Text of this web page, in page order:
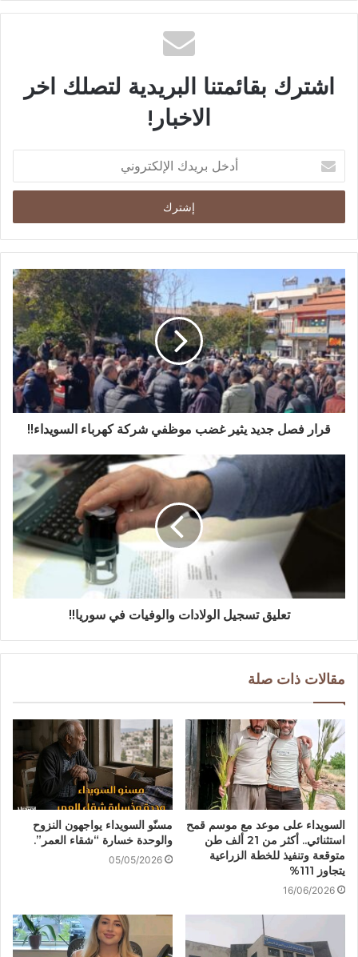
اشترك بقائمتنا البريدية لتصلك اخر
الاخبار!
قرار فصل جديد يثير غضب موظفي شركة كهرباء السويداء!!
تعليق تسجيل الولادات والوفيات في سوريا!!
مقالات ذات صلة
السويداء على موعد مع موسم قمح
استثنائي.. أكثر من 21 ألف طن
متوقعة وتنفيذ للخطة الزراعية
يتجاوز 111%
16/06/2026
مسنّو السويداء يواجهون النزوح
والوحدة خسارة “شقاء العمر”.
05/05/2026